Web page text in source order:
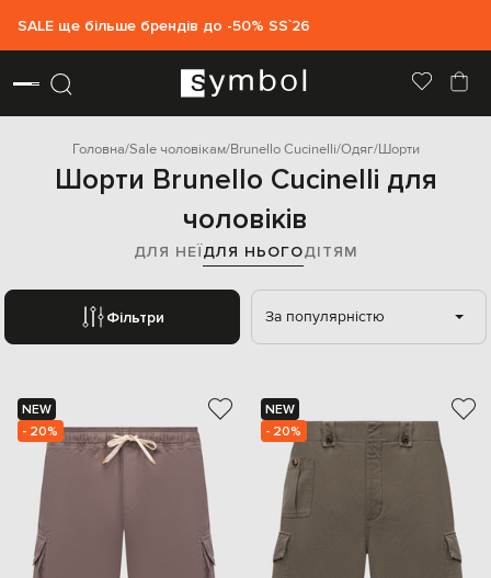
SALE ще більше брендів до -50% SS`26
Головна Sale чоловікам Brunello Cucinelli Одяг Шорти
Шорти Brunello Cucinelli для
чоловіків
ДЛЯ НЕЇДЛЯ НЬОГОДІТЯМ
Фільтри За популярністю
NEW
- 20%
NEW
- 20%